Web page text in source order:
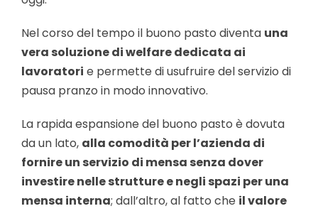
Nel corso del tempoil buono pasto diventa una
vera soluzione di welfare dedicata ai
lavoratori e permette di usufruire del servizio di
pausa pranzo in modo innovativo.
La rapida espansione del buono pasto è dovuta
da un lato, alla comodità per l’azienda di
fornire un servizio di mensa senza dover
investire nelle strutture e negli spazi per una
mensa interna; dall’altro, al fatto che il valore